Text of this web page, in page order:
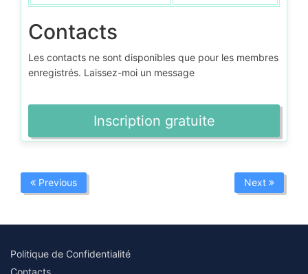
Contacts
Les contacts ne sont disponibles que pour les membres
enregistrés. Laissez-moi un message
Inscription gratuite
Previous Next
Politique de Confidentialité
Contacts